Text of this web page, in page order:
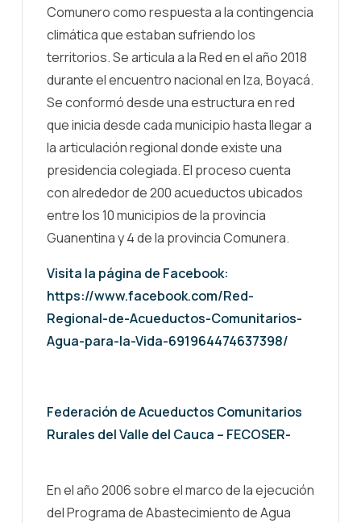
Comunero como respuesta a la contingencia
climática que estaban sufriendo los
territorios. Se articula a la Red en el año 2018
durante el encuentro nacional en Iza, Boyacá.
Se conformó desde una estructura en red
que inicia desde cada municipio hasta llegar a
la articulación regional donde existe una
presidencia colegiada. El proceso cuenta
con alrededor de 200 acueductos ubicados
entre los 10 municipios de la provincia
Guanentina y 4 de la provincia Comunera.
Visita la página de Facebook:
https://www.facebook.com/Red-
Regional-de-Acueductos-Comunitarios-
Agua-para-la-Vida-691964474637398/
Federación de Acueductos Comunitarios
Rurales del Valle del Cauca – FECOSER-
En el año 2006 sobre el marco de la ejecución
del Programa de Abastecimiento de Agua